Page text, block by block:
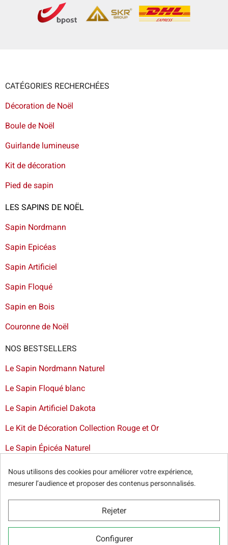
CATÉGORIES RECHERCHÉES
Décoration de Noël
Boule de Noël
Guirlande lumineuse
Kit de décoration
Pied de sapin
LES SAPINS DE NOËL
Sapin Nordmann
Sapin Epicéas
Sapin Artificiel
Sapin Floqué
Sapin en Bois
Couronne de Noël
NOS BESTSELLERS
Le Sapin Nordmann Naturel
Le Sapin Floqué blanc
Le Sapin Artificiel Dakota
Le Kit de Décoration Collection Rouge et Or
Le Sapin Épicéa Naturel
Livraison de sapin à Bruxelles-Livraison de sapins de Noël
artificiels et décorations dans toute la France
© Sapins.be 2025 -Conditions générales-Politique de
Cookie Relevé-
Nous utilisons des cookies pour améliorer votre expérience,
mesurer l’audience et proposer des contenus personnalisés.
Rejeter
Configurer